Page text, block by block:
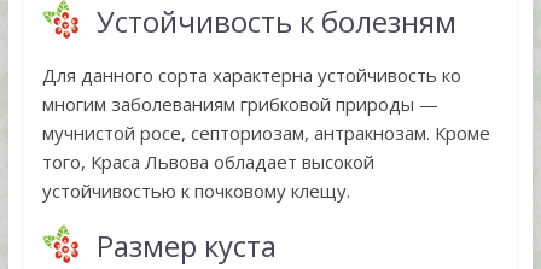
Устойчивость к болезням
Для данного сорта характерна устойчивость ко
многим заболеваниям грибковой природы —
мучнистой росе, септориозам, антракнозам. Кроме
того, Краса Львова обладает высокой
устойчивостью к почковому клещу.
Размер куста